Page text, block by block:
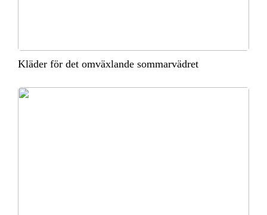
Kläder för det omväxlande sommarvädret